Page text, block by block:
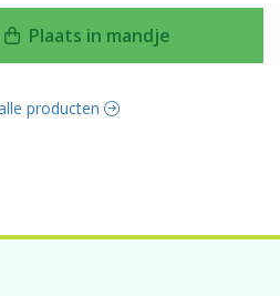
Plaats in mandje
producten